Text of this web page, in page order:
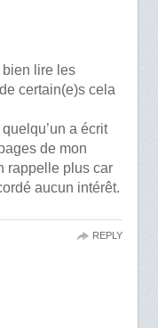
bien lire les
certain(e)s cela
a écrit
de mon
rappelle plus car
aucun intérêt.
REPLY